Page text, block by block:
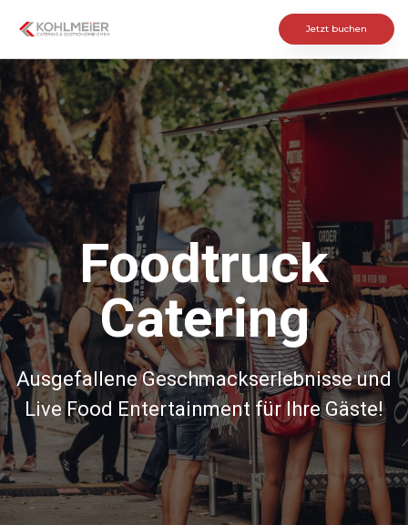
Jetzt buchen
Foodtruck
Catering
Ausgefallene Geschmackserlebnisse und
Live Food Entertainment für Ihre Gäste!